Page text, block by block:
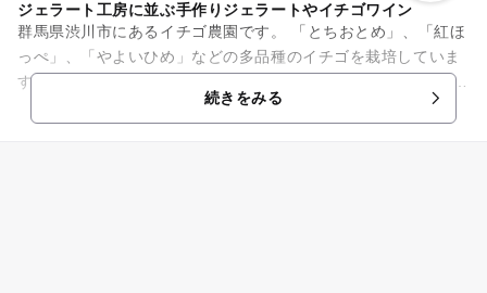
ジェラート工房に並ぶ手作りジェラートやイチゴワイン
群馬県渋川市にあるイチゴ農園です。 「とちおとめ」、「紅ほ
っぺ」、「やよいひめ」などの多品種のイチゴを栽培していま
す。 例年、1月上旬から5月末頃のシーズンに、園内には甘いイ
続きをみる